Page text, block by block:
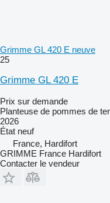
Grimme GL 420 E neuve
25
Grimme GL 420 E
Prix sur demande
Planteuse de pommes de
2026
État neuf
France, Hardifort
GRIMME France Hardifort
Contacter le vendeur